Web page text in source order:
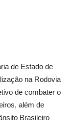
de Estado de
na Rodovia
de combater o
além de
Brasileiro